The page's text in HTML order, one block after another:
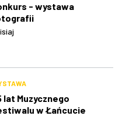
- wystawa
lat Muzycznego
w Łańcucie